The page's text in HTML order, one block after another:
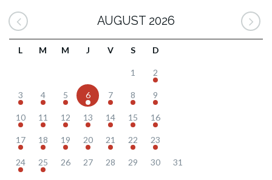
AUGUST 2026
L M M J V S D
1 2
3 4 5 6 7 8 9
10 11 12 13 14 15 16
17 18 19 20 21 22 23
24 25 26 27 28 29 30 31